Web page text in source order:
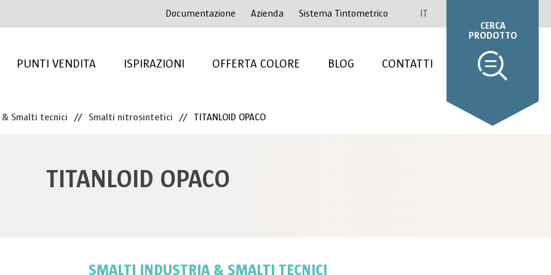
Documentazione Azienda Sistema Tintometrico IT
PUNTI VENDITA ISPIRAZIONI OFFERTA COLORE BLOG CONTATTI
CERCA
PRODOTTO
Smalti tecnici // Smalti nitrosintetici // TITANLOID OPACO
TITANLOID OPACO
SMALTI INDUSTRIA & SMALTI TECNICI